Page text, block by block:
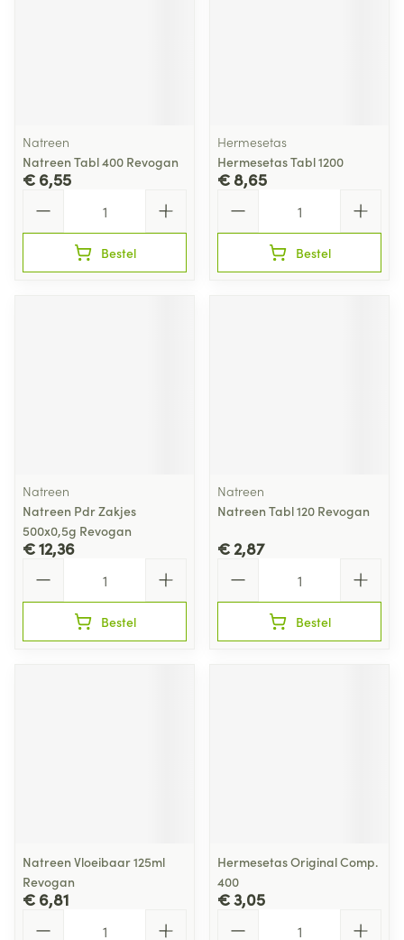
Natreen
Natreen Tabl 400 Revogan
€ 6,55
Bestel
Hermesetas
Hermesetas Tabl 1200
€ 8,65
Bestel
Natreen
Natreen Pdr Zakjes
500x0,5g Revogan
€ 12,36
Bestel
Natreen
Natreen Tabl 120 Revogan
€ 2,87
Bestel
Natreen Vloeibaar 125ml
Revogan
€ 6,81
Hermesetas Original Comp.
400
€ 3,05